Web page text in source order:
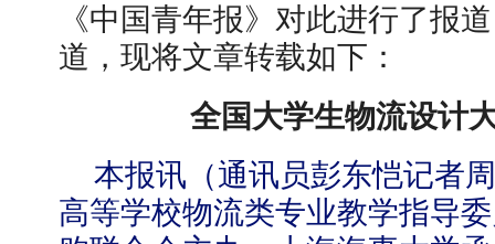
《中国青年报》对此进行了报
道，现将文章转载如下：
全国大学生物流设计
本报讯（通讯员彭东恺记者
高等学校物流类专业教学指导